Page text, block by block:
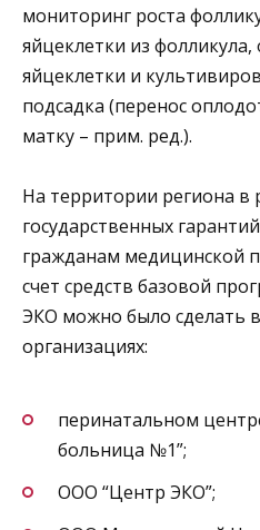
мониторинг роста
яйцеклетки из
яйцеклетки и
подсадка (перенос
матку – прим. ред.).
На территории региона
государственных
гражданам медицинской
счет средств базовой
ЭКО можно было сделать
организациях:
перинатальном
больница №1”;
ООО “Центр ЭКО”;